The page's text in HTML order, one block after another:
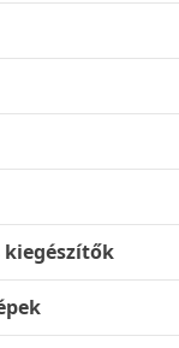
kiegészítők